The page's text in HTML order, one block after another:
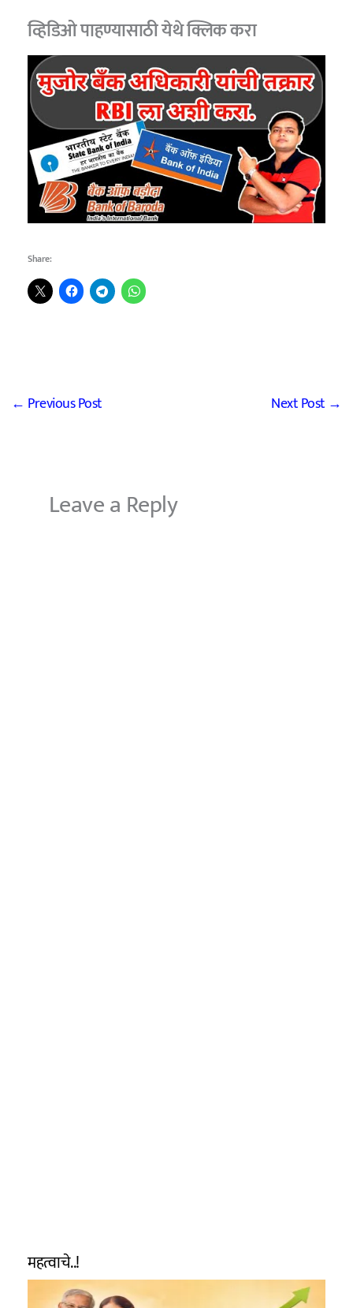
व्हिडिओ पाहण्यासाठीयेथे क्लिक करा
Share:
← Previous Post Next Post →
Leave a Reply
महत्वाचे..!